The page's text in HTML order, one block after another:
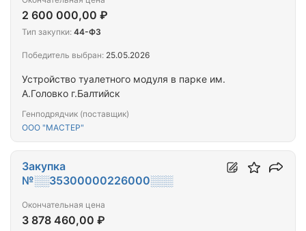
Устройство туалетного модуля в парке им.
А.Головко г.Балтийск
Генподрядчик (поставщик)
ООО "МАСТЕР"
2 600 000,00 ₽
Тип закупки: 44-ФЗ
Победитель выбран: 25.05.2026
Закупка
№░░35300000226000░░░
Окончательная цена
3 878 460,00 ₽